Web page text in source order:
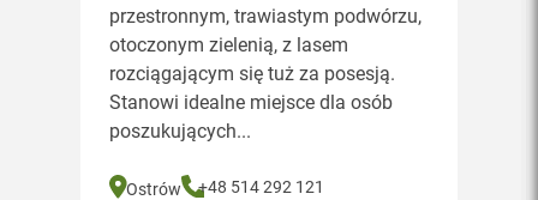
przestronnym, trawiastym podwórzu,
otoczonym zielenią, z lasem
rozciągającym się tuż za posesją.
Stanowi idealne miejsce dla osób
poszukujących...
Ostrów +48 514 292 121